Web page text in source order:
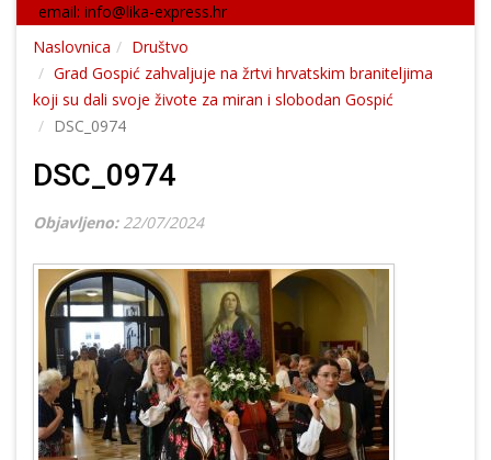
email: info@lika-express.hr
Naslovnica
Društvo
Grad Gospić zahvaljuje na žrtvi hrvatskim braniteljima
koji su dali svoje živote za miran i slobodan Gospić
DSC_0974
DSC_0974
Objavljeno: 22/07/2024